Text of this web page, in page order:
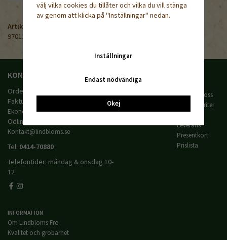
Artikelnummer:
970115
KONTAKTA OSS
Orderfrågor:
Fakturafrågor:
Ekonomi@lindbloms.se
Odlingsfrågor:
Kontakt@lindbloms.se
Tel. 0414-70880
Telefontider: måndag & onsdag 10-
12
Kontakta oss
Mina favoriter
Leverans
Presentkort
Prislista
INFORMATION
Om Lindbloms Frö
Kvalitet och grobarhet
välj vilka cookies du tillåter och vilka du vill stänga
av genom att klicka på "Inställningar" nedan.
Inställningar
Endast nödvändiga
Okej